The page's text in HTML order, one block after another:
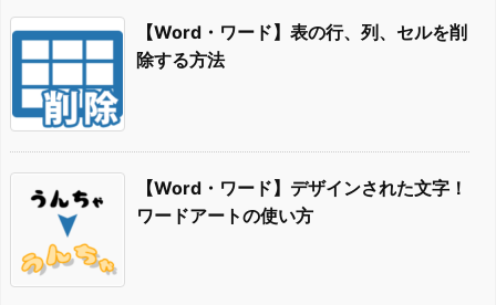
【Word・ワード】表の行、列、セルを削
除する方法
【Word・ワード】デザインされた文字！
ワードアートの使い方